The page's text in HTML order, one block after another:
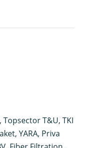
T&U, TKI
YARA, Priva